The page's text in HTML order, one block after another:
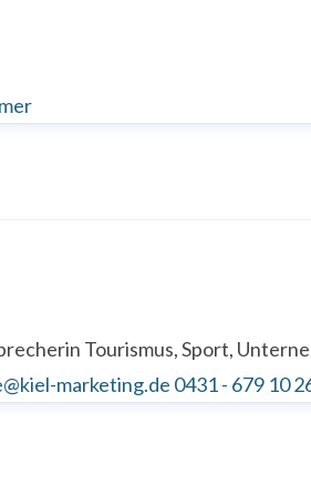
Tourismus, Sport,
marketing.de 0431 - 679 10